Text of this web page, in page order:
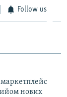
Follow us
нових